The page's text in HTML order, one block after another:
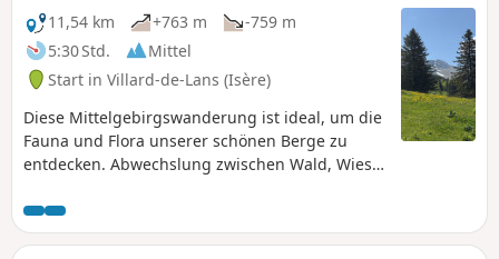
11,54 km
+763 m
-759 m
5:30 Std.
Mittel
Start in Villard-de-Lans (Isère)
Diese Mittelgebirgswanderung ist ideal, um die
Fauna und Flora unserer schönen Berge zu
entdecken. Abwechslung zwischen Wald, Wiese,